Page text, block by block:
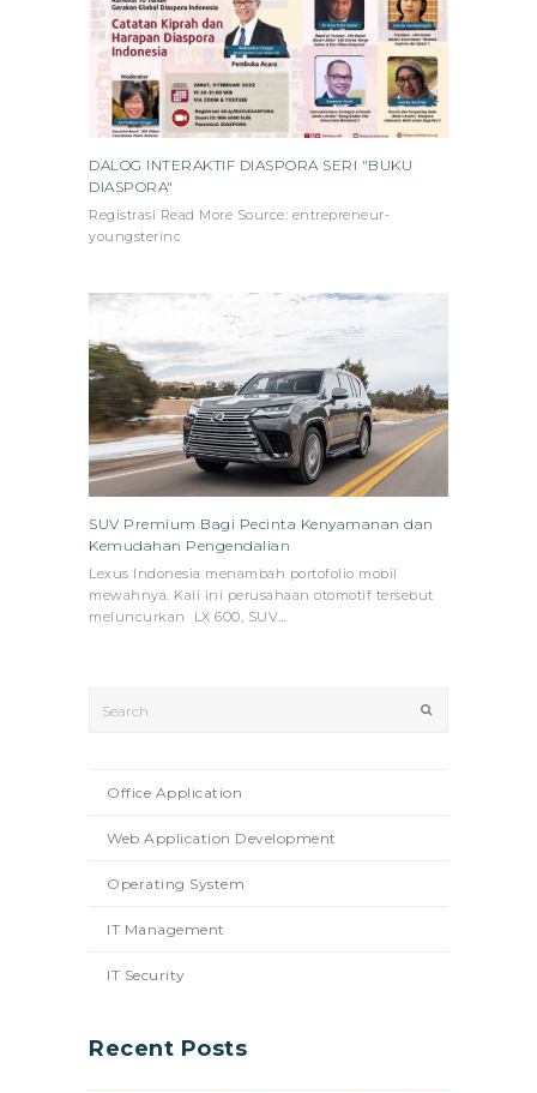
DALOG INTERAKTIF DIASPORA SERI "BUKU
DIASPORA"
Registrasi Read More Source: entrepreneur-
youngsterinc
SUV Premium Bagi Pecinta Kenyamanan dan
Kemudahan Pengendalian
Lexus Indonesia menambah portofolio mobil
mewahnya. Kali ini perusahaan otomotif tersebut
meluncurkan LX 600, SUV…
Office Application
Web Application Development
Operating System
IT Management
IT Security
Recent Posts